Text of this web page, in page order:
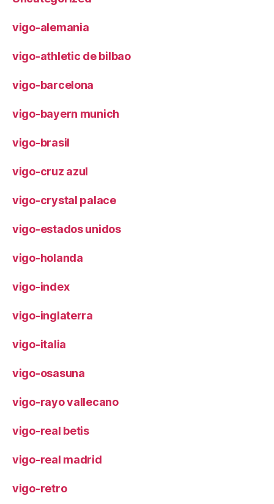
vigo-alemania
vigo-athletic de bilbao
vigo-barcelona
vigo-bayern munich
vigo-brasil
vigo-cruz azul
vigo-crystal palace
vigo-estados unidos
vigo-holanda
vigo-index
vigo-inglaterra
vigo-italia
vigo-osasuna
vigo-rayo vallecano
vigo-real betis
vigo-real madrid
vigo-retro